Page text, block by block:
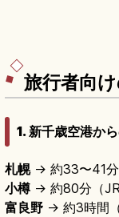
旅行者向
1. 新千歳空港か
札幌→ 約33〜41分
小樽 → 約80分（JR
富良野 → 約3時間